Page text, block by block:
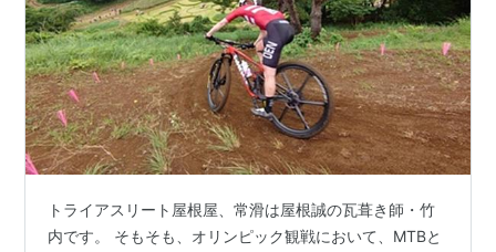
トライアスリート屋根屋、常滑は屋根誠の瓦葺き師・竹
内です。 そもそも、オリンピック観戦において、MTBと